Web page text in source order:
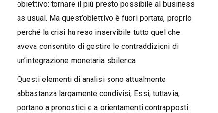
obiettivo: tornare il più presto possibile al business
as usual. Ma quest’obiettivo è fuori portata, proprio
perché la crisi ha reso inservibile tutto quel che
aveva consentito di gestire le contraddizioni di
un’integrazione monetaria sbilenca
Questi elementi di analisi sono attualmente
abbastanza largamente condivisi, Essi, tuttavia,
portano a pronostici e a orientamenti contrapposti: